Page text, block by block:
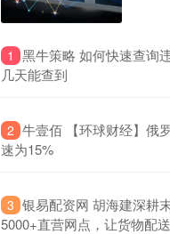
1 黑牛策略 如何快速查询
几天能查到
2 牛壹佰 【环球财经】俄
速为15%
3 银易配资网 胡海建深耕
5000+直营网点，让货物配